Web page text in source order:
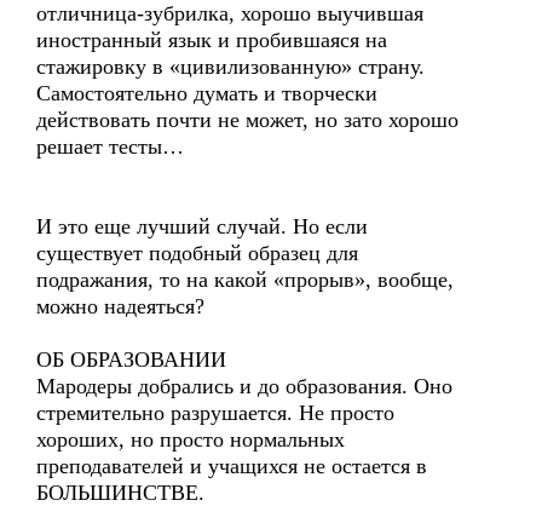
отличница-зубрилка, хорошо выучившая
иностранный язык и пробившаяся на
стажировку в «цивилизованную» страну.
Самостоятельно думать и творчески
действовать почти не может, но зато хорошо
решает тесты…
И это еще лучший случай. Но если
существует подобный образец для
подражания, то на какой «прорыв», вообще,
можно надеяться?
ОБ ОБРАЗОВАНИИ
Мародеры добрались и до образования. Оно
стремительно разрушается. Не просто
хороших, но просто нормальных
преподавателей и учащихся не остается в
БОЛЬШИНСТВЕ.